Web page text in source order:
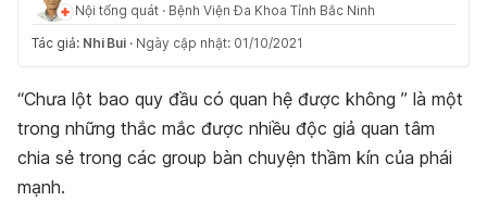
Nội tổng quát · Bệnh Viện Đa Khoa Tỉnh Bắc Ninh
Tác giả: Nhi Bui · Ngày cập nhật: 01/10/2021
“Chưa lột bao quy đầu có quan hệ được không ” là một
trong những thắc mắc được nhiều độc giả quan tâm
chia sẻ trong các group bàn chuyện thầm kín của phái
mạnh.